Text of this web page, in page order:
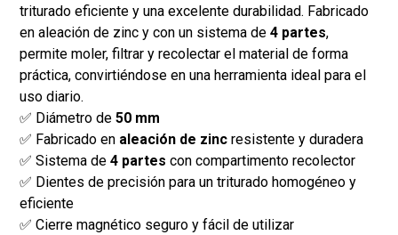
triturado eficiente y una excelente durabilidad. Fabricado
en aleación de zinc y con un sistema de4 partes,
permite moler, filtrar y recolectar el material de forma
práctica, convirtiéndose en una herramienta ideal para el
uso diario.
✅ Diámetro de50 mm
✅ Fabricado en aleación de zinc resistente y duradera
✅ Sistema de4 partes con compartimento recolector
✅ Dientes de precisión para un triturado homogéneo y
eficiente
✅ Cierre magnético seguro y fácil de utilizar